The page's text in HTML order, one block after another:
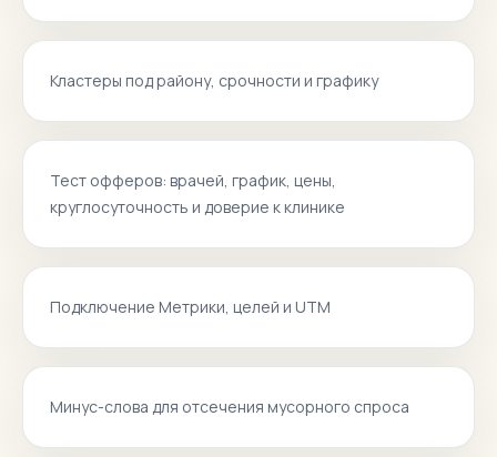
Кластеры под району, срочности и графику
Тест офферов: врачей, график, цены,
круглосуточность и доверие к клинике
Подключение Метрики, целей и UTM
Минус-слова для отсечения мусорного спроса